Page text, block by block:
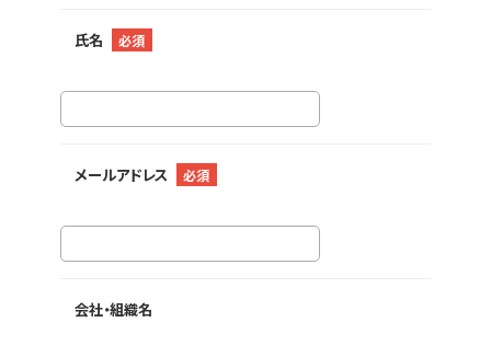
氏名 必須
メールアドレス 必須
会社・組織名